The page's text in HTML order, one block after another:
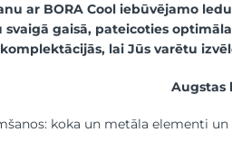
ar BORA Cool iebūvējamo
gaisā, pateicoties
komplektācijās, lai Jūs varētu
Augstas
koka un metāla elementi